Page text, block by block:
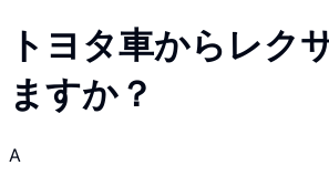
トヨタ車からレク
ますか？
A